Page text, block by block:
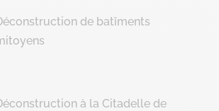
de batîments
à la Citadelle de